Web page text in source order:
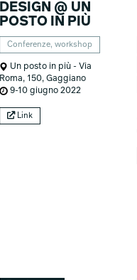
DESIGN @ UN
POSTO IN PIÙ
Conferenze, workshop
Un posto in più - Via
Roma, 150, Gaggiano
9-10 giugno 2022
Link